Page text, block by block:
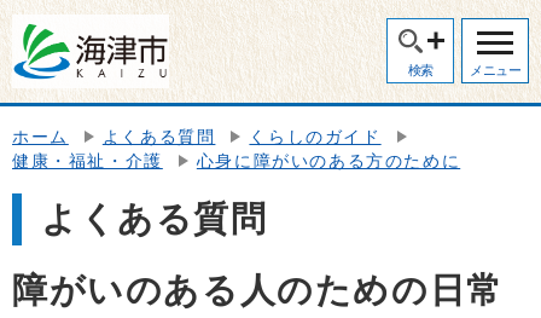
検索 メニュー
ホーム よくある質問
くらしのガイド
健康・福祉・介護
心身に障がいのある方のために
よくある質問
障がいのある人のための日常